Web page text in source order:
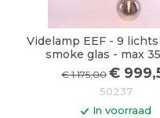
Videlamp EEF - 9 lichts
smoke glas - max
€1.175,00 € 999
50237
In voorraad